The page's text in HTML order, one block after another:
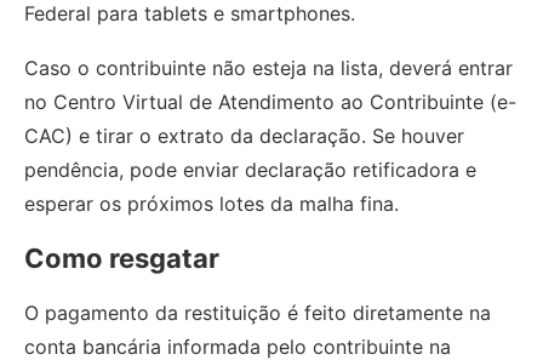
Federal para tablets e smartphones.
Caso o contribuinte não esteja na lista, deverá entrar
no Centro Virtual de Atendimento ao Contribuinte (e-
CAC) e tirar o extrato da declaração. Se houver
pendência, pode enviar declaração retificadora e
esperar os próximos lotes da malha fina.
Como resgatar
O pagamento da restituição é feito diretamente na
conta bancária informada pelo contribuinte na